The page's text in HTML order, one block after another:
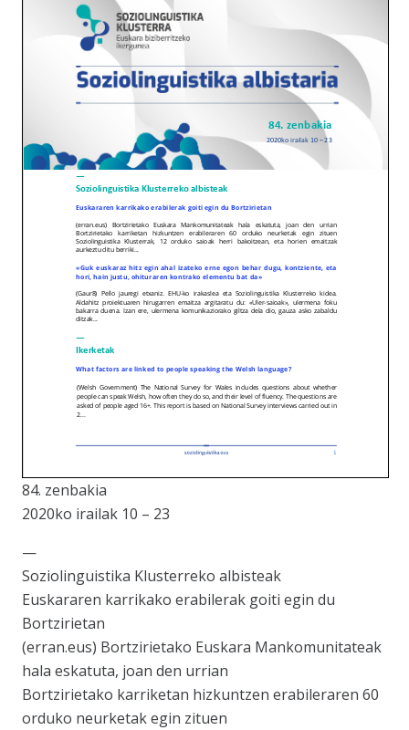
84. zenbakia
2020ko irailak 10 – 23
—
Soziolinguistika Klusterreko albisteak
Euskararen karrikako erabilerak goiti egin du
Bortzirietan
(erran.eus) Bortzirietako Euskara Mankomunitateak
hala eskatuta, joan den urrian
Bortzirietako karriketan hizkuntzen erabileraren 60
orduko neurketak egin zituen